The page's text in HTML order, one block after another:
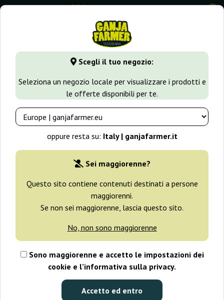
Scegli il tuo negozio:
Seleziona un negozio locale per visualizzare i prodotti e
le offerte disponibili per te.
oppure resta su: Italy | ganjafarmer.it
Sei maggiorenne?
Questo sito contiene contenuti destinati a persone
maggiorenni.
Se non sei maggiorenne, lascia questo sito.
No, non sono maggiorenne
Sono maggiorenne e accetto le impostazioni dei
cookie e l’informativa sulla privacy.
Accetto ed entro
0
GanjaFarmer.it Tipi di Semi Semi Femminizzati di